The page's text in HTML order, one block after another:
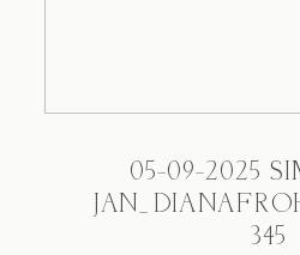
05-09-2025
345